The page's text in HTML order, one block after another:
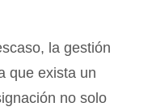
la gestión
que exista un
no solo